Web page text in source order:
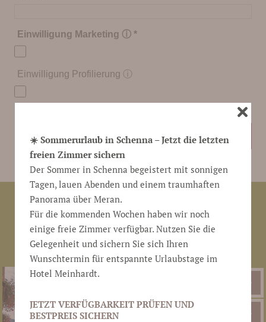
☀️ Sommerurlaub in Schenna – Jetzt die letzten
freien Zimmer sichern
Der Sommer in Schenna begeistert mit sonnigen
Tagen, lauen Abenden und einem traumhaften
Panorama über Meran.
Für die kommenden Wochen haben wir noch
einige freie Zimmer verfügbar. Nutzen Sie die
Gelegenheit und sichern Sie sich Ihren
Wunschtermin für entspannte Urlaubstage im
Hotel Meinhardt.
JETZT VERFÜGBARKEIT PRÜFEN UND
BESTPREIS SICHERN
Einwilligung Marketing ⓘ *
Einwilligung Profilierung ⓘ
ABSENDEN
Hotel Meinhardt ● Familie Kröll
39017 Schenna bei Meran ● Südtirol ● Italien
T +39 0473 945 786● F +39 0473 945 440 ●
info@meinhardt.it ● www.meinhardt.it